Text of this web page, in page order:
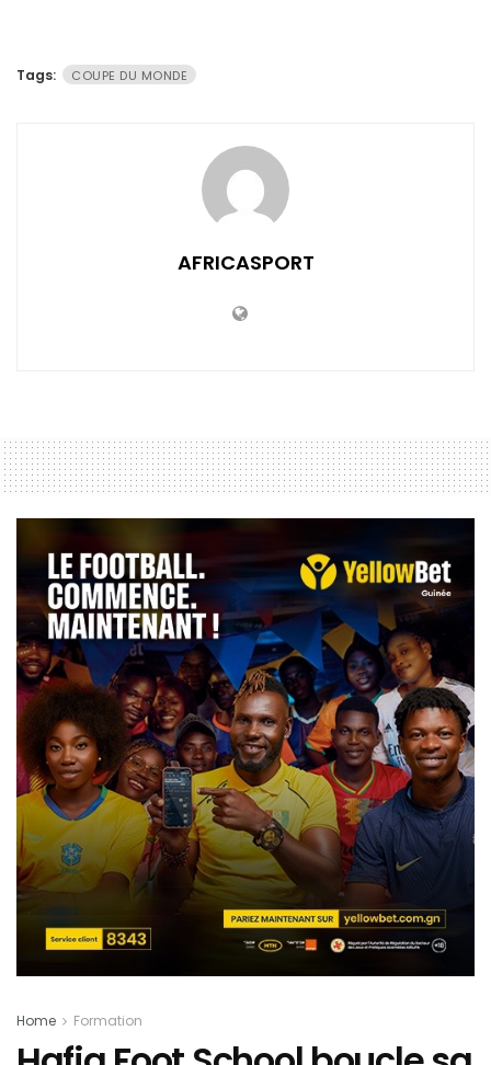
Tags: COUPE DU MONDE
AFRICASPORT
Home Formation